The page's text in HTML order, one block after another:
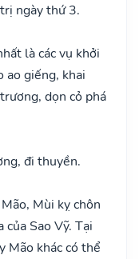
ngày thứ 3.
là các vụ khởi
ao giếng, khai
dọn cỏ phá
đi thuyền.
Mùi kỵ chôn
Sao Vỹ. Tại
Mão khác có thể